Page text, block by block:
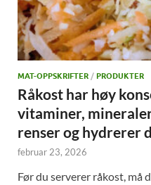
MAT-OPPSKRIFTER / PRODUKTER
Råkost har høy
vitaminer,
renser og hydrerer
februar 23, 2026
Før du serverer råkost, må